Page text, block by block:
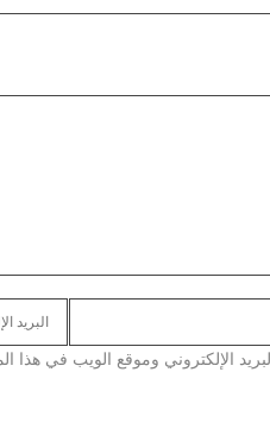
الإلكتروني وموقع الويب في هذا